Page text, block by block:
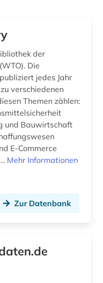
amerikanisches englisch (1)
(1)
Griechenland (Altertum) (2)
der
Die
jedes Jahr
verschiedenen
und Bauwirtschaft
E-Commerce
Mehr Informationen
Zur Datenbank